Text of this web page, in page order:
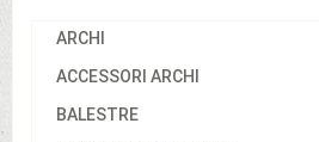
ARCHI
ACCESSORI ARCHI
BALESTRE